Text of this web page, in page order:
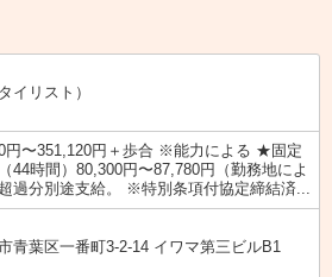
イリスト）
円〜351,120円＋歩合 ※能力による ★固定
44時間）80,300円〜87,780円（勤務地によ
過分別途支給。 ※特別条項付協定締結済...
青葉区一番町3-2-14 イワマ第三ビルB1